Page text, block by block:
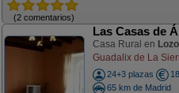
(2 comentarios)
Las Casas de
Casa Rural en
Guadalix de La
24+3 plazas
65 km de Madrid